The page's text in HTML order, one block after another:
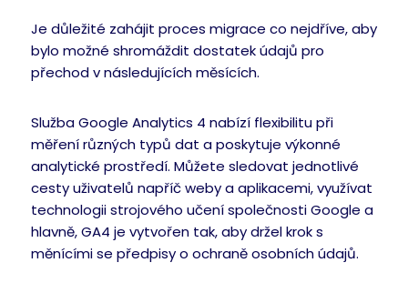
Je důležité zahájit proces migrace co nejdříve, aby
bylo možné shromáždit dostatek údajů pro
přechod v následujících měsících.
Služba Google Analytics 4 nabízí flexibilitu při
měření různých typů dat a poskytuje výkonné
analytické prostředí. Můžete sledovat jednotlivé
cesty uživatelů napříč weby a aplikacemi, využívat
technologii strojového učení společnosti Google a
hlavně, GA4 je vytvořen tak, aby držel krok s
měnícími se předpisy o ochraně osobních údajů.